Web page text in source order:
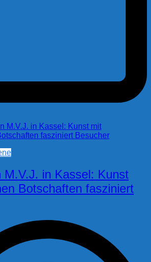
M.V.J. in Kassel: Kunst
Botschaften fasziniert